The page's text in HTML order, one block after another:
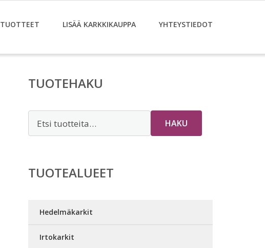
TUOTTEET LISÄÄ KARKKIKAUPPA YHTEYSTIEDOT
TUOTEHAKU
HAKU
TUOTEALUEET
Hedelmäkarkit
Irtokarkit